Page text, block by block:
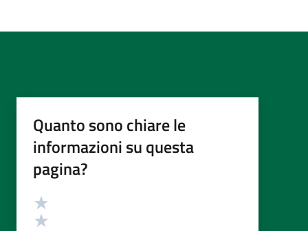
Quanto sono chiare le
informazioni su questa
pagina?
Valutazione